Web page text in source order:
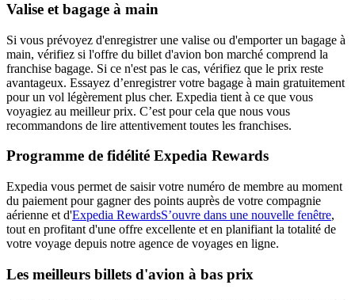
Valise et bagage à main
Si vous prévoyez d'enregistrer une valise ou d'emporter un bagage à
main, vérifiez si l'offre du billet d'avion bon marché comprend la
franchise bagage. Si ce n'est pas le cas, vérifiez que le prix reste
avantageux. Essayez d’enregistrer votre bagage à main gratuitement
pour un vol légèrement plus cher. Expedia tient à ce que vous
voyagiez au meilleur prix. C’est pour cela que nous vous
recommandons de lire attentivement toutes les franchises.
Programme de fidélité Expedia Rewards
Expedia vous permet de saisir votre numéro de membre au moment
du paiement pour gagner des points auprès de votre compagnie
aérienne et d'Expedia RewardsS’ouvre dans une nouvelle fenêtre,
tout en profitant d'une offre excellente et en planifiant la totalité de
votre voyage depuis notre agence de voyages en ligne.
Les meilleurs billets d'avion à bas prix